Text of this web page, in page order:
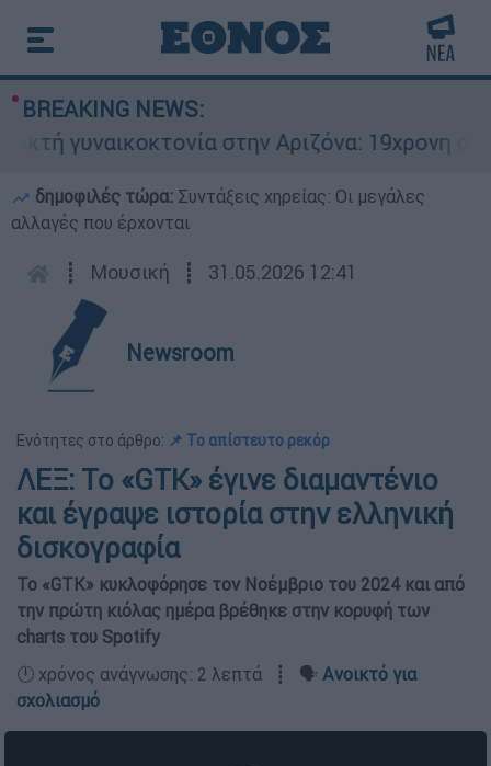
BREAKING NEWS:
γυναικοκτονία στην Αριζόνα: 19χρονη
δημοφιλές τώρα: Συντάξεις χηρείας: Οι μεγάλες
αλλαγές που έρχονται
┋ Μουσική ┋ 31.05.2026 12:41
Newsroom
Ενότητες στο άρθρο: 📌 Το απίστευτο ρεκόρ
ΛΕΞ: Το «GTK» έγινε διαμαντένιο
και έγραψε ιστορία στην ελληνική
δισκογραφία
Το «GTK» κυκλοφόρησε τον Νοέμβριο του 2024 και από
την πρώτη κιόλας ημέρα βρέθηκε στην κορυφή των
charts του Spotify
🕛 χρόνος ανάγνωσης: 2 λεπτά ┋ 🗣️ Ανοικτό για
σχολιασμό